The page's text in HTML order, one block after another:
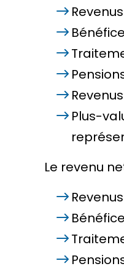
Plus-
Le revenu